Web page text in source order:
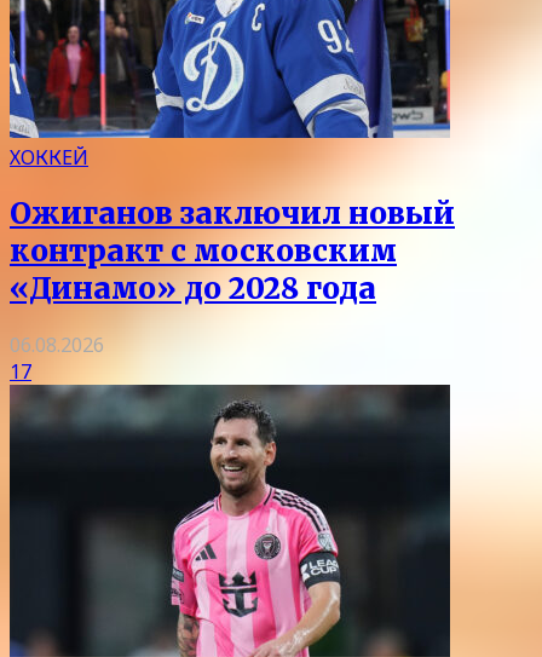
ХОККЕЙ
Ожиганов заключил новый
контракт с московским
«Динамо» до 2028 года
06.08.2026
17